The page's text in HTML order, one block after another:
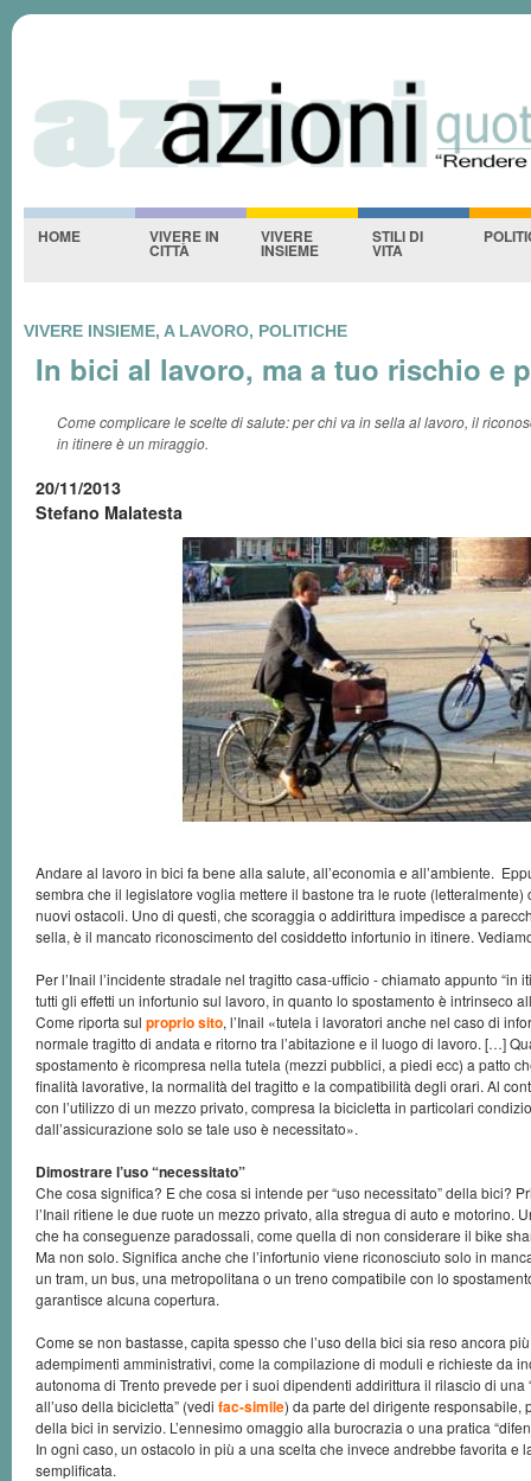
Azioniquotidiane
HOME VIVERE IN
CITTÀ
VIVERE
INSIEME
STILI DI
VITA
VIVERE INSIEME, A LAVORO, POLITICHE
In bici al lavoro, ma a tuo rischio e
Come complicare le scelte di salute: per chi va in sella al lavoro, il
in itinere è un miraggio.
20/11/2013
Stefano Malatesta
Andare al lavoro in bici fa bene alla salute, all’economia e all’ambiente.
sembra che il legislatore voglia mettere il bastone tra le ruote
nuovi ostacoli. Uno di questi, che scoraggia o addirittura impedisce a
sella, è il mancato riconoscimento del cosiddetto infortunio in itinere.
Per l’Inail l’incidente stradale nel tragitto casa-ufficio - chiamato appunto “in
tutti gli effetti un infortunio sul lavoro, in quanto lo spostamento è intrinseco
Come riporta sul proprio sito, l’Inail «tutela i lavoratori anche nel caso di
normale tragitto di andata e ritorno tra l’abitazione e il luogo di lavoro. […]
spostamento è ricompresa nella tutela (mezzi pubblici, a piedi ecc) a patto
finalità lavorative, la normalità del tragitto e la compatibilità degli orari. Al
con l’utilizzo di un mezzo privato, compresa la bicicletta in particolari
dall’assicurazione solo se tale uso è necessitato».
Dimostrare l’uso “necessitato”
Che cosa significa? E che cosa si intende per “uso necessitato” della bici?
l’Inail ritiene le due ruote un mezzo privato, alla stregua di auto e motorino.
che ha conseguenze paradossali, come quella di non considerare il bike
Ma non solo. Significa anche che l’infortunio viene riconosciuto solo in
un tram, un bus, una metropolitana o un treno compatibile con lo
garantisce alcuna copertura.
Come se non bastasse, capita spesso che l’uso della bici sia reso ancora
adempimenti amministrativi, come la compilazione di moduli e richieste da
autonoma di Trento prevede per i suoi dipendenti addirittura il rilascio di una
all’uso della bicicletta” (vedi fac-simile) da parte del dirigente responsabile,
della bici in servizio. L’ennesimo omaggio alla burocrazia o una pratica
In ogni caso, un ostacolo in più a una scelta che invece andrebbe favorita e
semplificata.